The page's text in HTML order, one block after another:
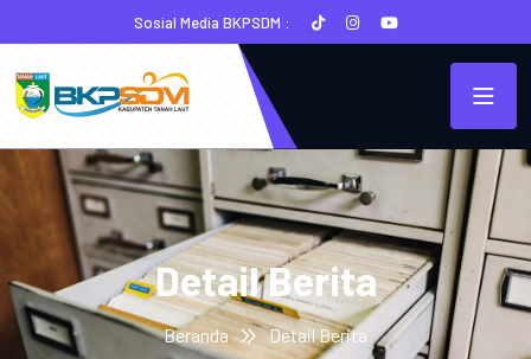
Sosial Media BKPSDM :
Detail Berita
Beranda Detail Berita